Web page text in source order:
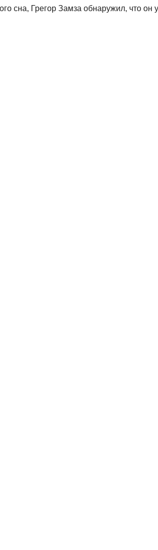
сна, Грегор Замза обнаружил, что он